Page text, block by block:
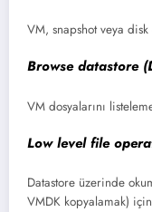
VM, snapshot veya
Browse datastore
VM dosyalarını
Low level file
Datastore üzerinde
VMDK kopyalamak)